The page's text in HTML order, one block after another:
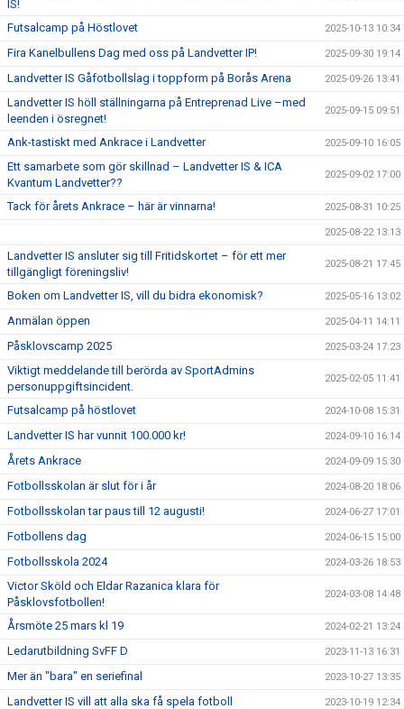
IS!
Futsalcamp på Höstlovet 2025-10-13 10:34
Fira Kanelbullens Dag med oss på Landvetter IP! 2025-09-30 19:14
Landvetter IS Gåfotbollslag i toppform på Borås Arena 2025-09-26 13:41
Landvetter IS höll ställningarna på Entreprenad Live –med
leenden i ösregnet!
2025-09-15 09:51
Ank-tastiskt med Ankrace i Landvetter 2025-09-10 16:05
Ett samarbete som gör skillnad – Landvetter IS & ICA
Kvantum Landvetter??
2025-09-02 17:00
Tack för årets Ankrace – här är vinnarna! 2025-08-31 10:25
2025-08-22 13:13
Landvetter IS ansluter sig till Fritidskortet – för ett mer
tillgängligt föreningsliv!
2025-08-21 17:45
Boken om Landvetter IS, vill du bidra ekonomisk? 2025-05-16 13:02
Anmälan öppen 2025-04-11 14:11
Påsklovscamp 2025 2025-03-24 17:23
Viktigt meddelande till berörda av SportAdmins
personuppgiftsincident.
2025-02-05 11:41
Futsalcamp på höstlovet 2024-10-08 15:31
Landvetter IS har vunnit 100.000 kr! 2024-09-10 16:14
Årets Ankrace 2024-09-09 15:30
Fotbollsskolan är slut för i år 2024-08-20 18:06
Fotbollsskolan tar paus till 12 augusti! 2024-06-27 17:01
Fotbollens dag 2024-06-15 15:00
Fotbollsskola 2024 2024-03-26 18:53
Victor Sköld och Eldar Razanica klara för
Påsklovsfotbollen!
2024-03-08 14:48
Årsmöte 25 mars kl 19 2024-02-21 13:24
Ledarutbildning SvFF D 2023-11-13 16:31
Mer än "bara" en seriefinal 2023-10-27 13:35
Landvetter IS vill att alla ska få spela fotboll 2023-10-19 12:34